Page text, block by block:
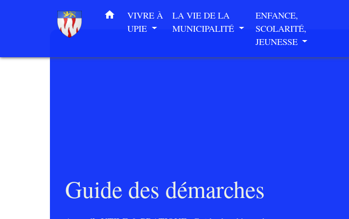
home
VIVRE À
UPIE
LA VIE DE LA
MUNICIPALITÉ
ENFANCE,
SCOLARITÉ,
JEUNESSE
Guide des démarches